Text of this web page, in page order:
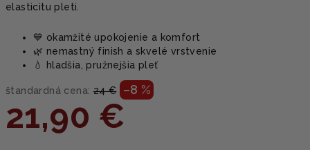
elasticitu pleti.
💙 okamžité upokojenie a komfort
🌿 nemastný finish a skvelé vrstvenie
💧 hladšia, pružnejšia pleť
štandardná cena: 24 € –8 %
21,90 €